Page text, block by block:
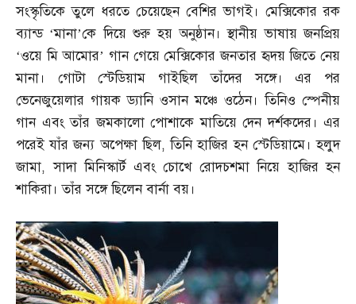
সংস্কৃতিকে তুলে ধরতে চেয়েছেন বেশির ভাগই। মেক্সিকোর রক
ব্যান্ড ‘মানা’কে দিয়ে শুরু হয় অনুষ্ঠান। স্থানীয় ভাষায় জনপ্রিয়
‘ওয়ে মি আমোর’ গান গেয়ে মেক্সিকোর জনতার হৃদয় জিতে নেয়
মানা। গোটা স্টেডিয়াম গাইছিল তাঁদের সঙ্গে। এর পর
ভেনেজুয়েলার গায়ক ড্যানি ওসান মঞ্চে ওঠেন। তিনিও স্পেনীয়
গান এবং তাঁর জমকালো পোশাকে মাতিয়ে দেন দর্শকদের। এর
পরেই যাঁর জন্য অপেক্ষা ছিল,তিনি হাজির হন স্টেডিয়ামে। হলুদ
জামা,সাদা মিনিস্কার্ট এবং চোখে রোদচশমা নিয়ে হাজির হন
শাকিরা। তাঁর সঙ্গে ছিলেন বার্না বয়।